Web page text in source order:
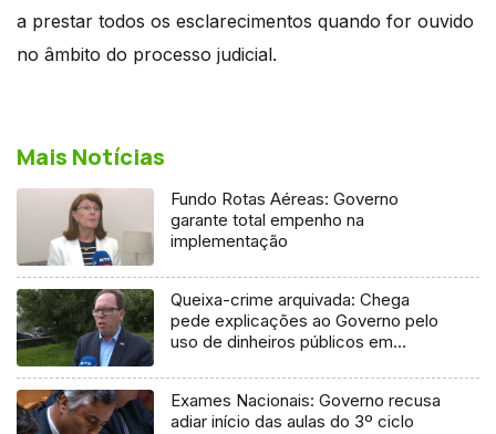
a prestar todos os esclarecimentos quando for ouvido
no âmbito do processo judicial.
Mais Notícias
Fundo Rotas Aéreas: Governo
garante total empenho na
implementação
Queixa-crime arquivada: Chega
pede explicações ao Governo pelo
uso de dinheiros públicos em
Exames Nacionais: Governo recusa
adiar início das aulas do 3º ciclo